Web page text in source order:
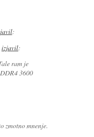
:
izjavil:
ram je
3600
zmotno mnenje.